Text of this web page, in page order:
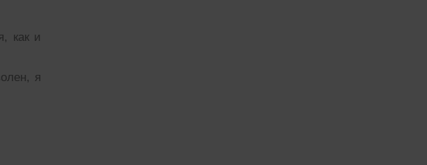
как и
я